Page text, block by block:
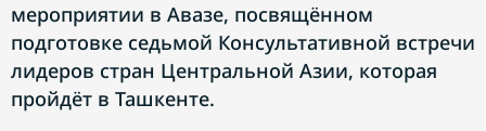
мероприятии в Авазе, посвящённом
подготовке седьмой Консультативной встречи
лидеров стран Центральной Азии, которая
пройдёт в Ташкенте.